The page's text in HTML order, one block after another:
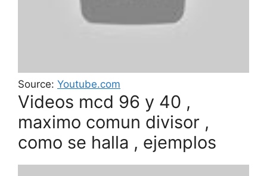
Source: Youtube.com
Videos mcd 96 y 40 ,
maximo comun divisor ,
como se halla , ejemplos